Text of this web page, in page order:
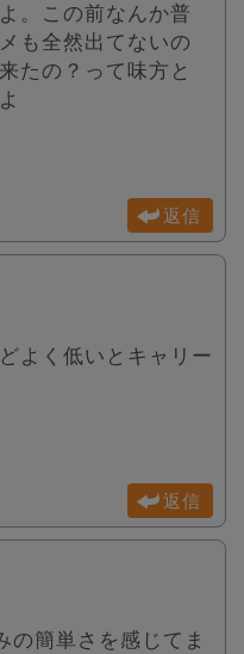
。この前なんか普
も全然出てないの
たの？って味方と
返信
よく低いとキャリー
返信
の簡単さを感じてま